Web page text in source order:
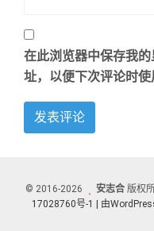
在此浏览器中保存我
址，以便下次评论时使
© 2016-2026 安志合 版权
17028760号-1 |
由